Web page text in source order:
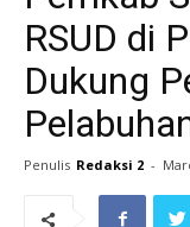
RSUD di
Dukung
Penulis Redaksi 2 -